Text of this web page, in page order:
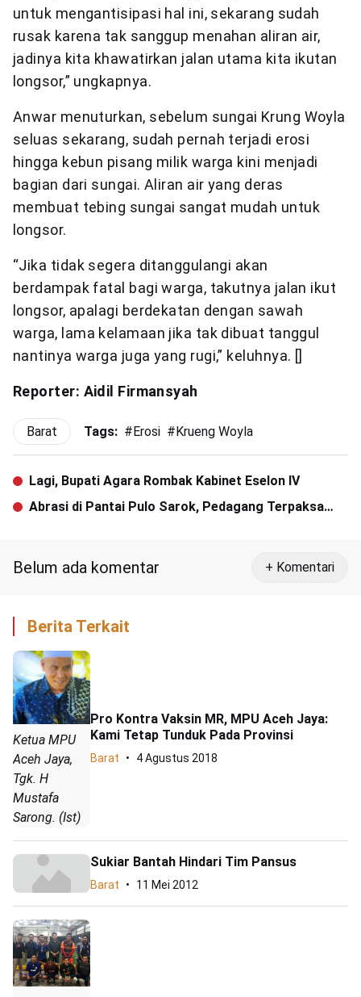
untuk mengantisipasi hal ini, sekarang sudah
rusak karena tak sanggup menahan aliran air,
jadinya kita khawatirkan jalan utama kita ikutan
longsor,” ungkapnya.
Anwar menuturkan, sebelum sungai Krung Woyla
seluas sekarang, sudah pernah terjadi erosi
hingga kebun pisang milik warga kini menjadi
bagian dari sungai. Aliran air yang deras
membuat tebing sungai sangat mudah untuk
longsor.
“Jika tidak segera ditanggulangi akan
berdampak fatal bagi warga, takutnya jalan ikut
longsor, apalagi berdekatan dengan sawah
warga, lama kelamaan jika tak dibuat tanggul
nantinya warga juga yang rugi,” keluhnya. []
Reporter: Aidil Firmansyah
Barat Tags: #Erosi #Krueng Woyla
Lagi, Bupati Agara Rombak Kabinet Eselon IV
Abrasi di Pantai Pulo Sarok, Pedagang Terpaksa
Belum ada komentar + Komentari
Berita Terkait
Ketua MPU
Aceh Jaya,
Tgk. H
Mustafa
Sarong. (Ist)
Pro Kontra Vaksin MR, MPU Aceh Jaya:
Kami Tetap Tunduk Pada Provinsi
Barat 4 Agustus 2018
Sukiar Bantah Hindari Tim Pansus
Barat 11 Mei 2012